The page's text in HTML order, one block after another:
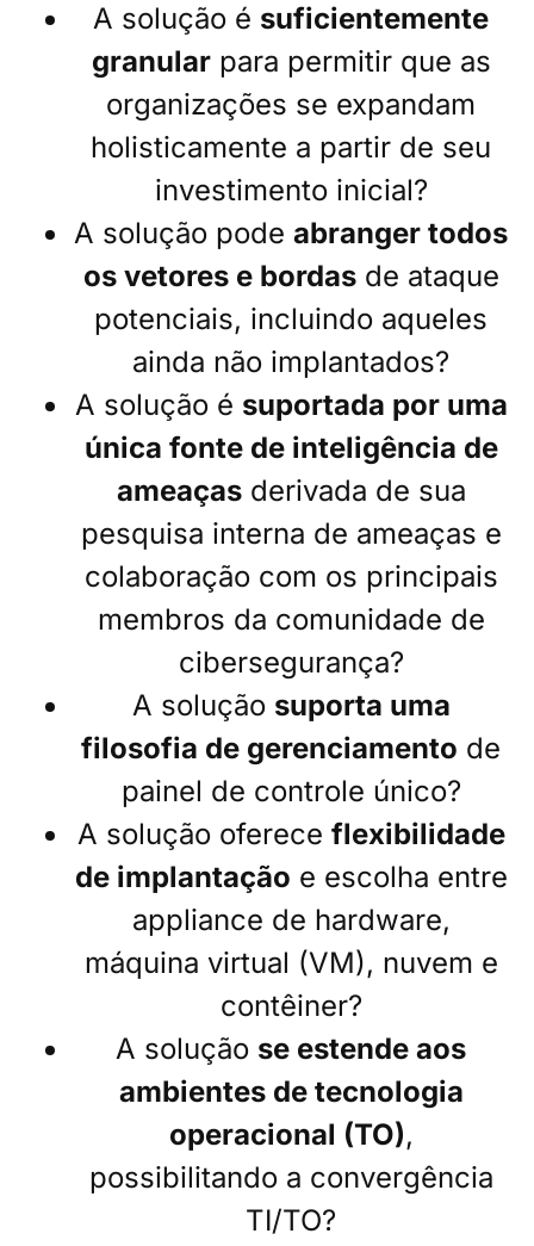
A solução é suficientemente
granularpara permitir que as
organizações se expandam
holisticamente a partir de seu
investimento inicial?
A solução pode abranger todos
os vetores e bordasde ataque
potenciais, incluindo aqueles
ainda não implantados?
A solução é suportada por uma
única fonte de inteligência de
ameaçasderivada de sua
pesquisa interna de ameaças e
colaboração com os principais
membros da comunidade de
cibersegurança?
A solução suporta uma
filosofia de gerenciamento de
painel de controle único?
A solução oferece flexibilidade
de implantação e escolha entre
appliance de hardware,
máquina virtual (VM), nuvem e
contêiner?
A solução se estende aos
ambientes de tecnologia
operacional (TO),
possibilitando a convergência
TI/TO?